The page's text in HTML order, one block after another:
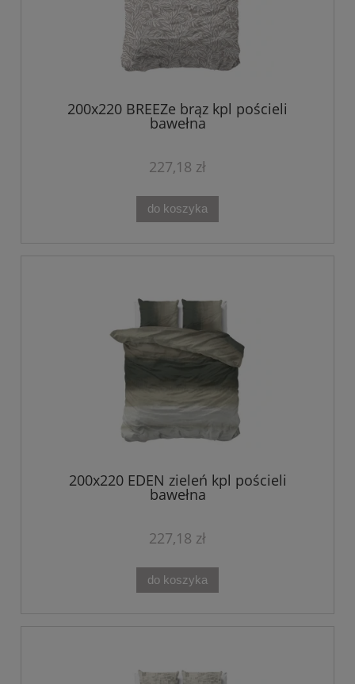
200x220 BREEZe brąz kpl pościeli
bawełna
227,18 zł
do koszyka
200x220 EDEN zieleń kpl pościeli
bawełna
227,18 zł
do koszyka